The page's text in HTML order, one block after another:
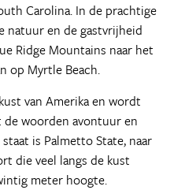
Carolina. In de prachtige
natuur en de gastvrijheid
Ridge Mountains naar het
op Myrtle Beach.
van Amerika en wordt
de woorden avontuur en
is Palmetto State, naar
die veel langs de kust
meter hoogte.